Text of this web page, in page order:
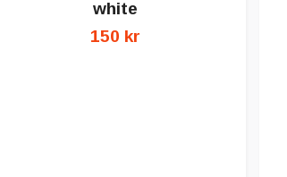
white
150 kr